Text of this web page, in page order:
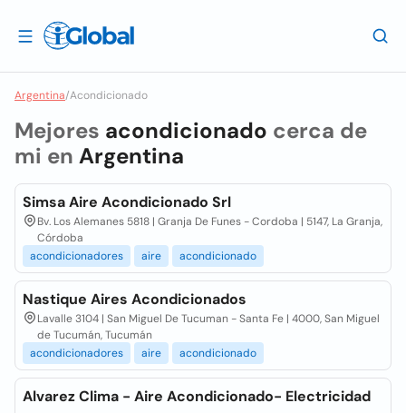
Argentina/Acondicionado
Mejores acondicionado cerca de
mi en Argentina
Simsa Aire Acondicionado Srl
Bv. Los Alemanes 5818 | Granja De Funes - Cordoba | 5147, La Granja,
Córdoba
acondicionadores
aire acondicionado
Nastique Aires Acondicionados
Lavalle 3104 | San Miguel De Tucuman - Santa Fe | 4000, San Miguel
de Tucumán, Tucumán
acondicionadores
aire acondicionado
Alvarez Clima - Aire Acondicionado- Electricidad